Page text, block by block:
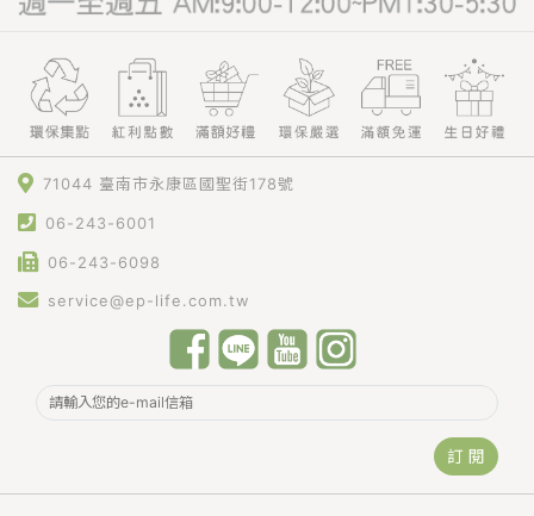
71044 臺南市永康區國聖街178號
06-243-6001
06-243-6098
service@ep-life.com.tw
訂 閱